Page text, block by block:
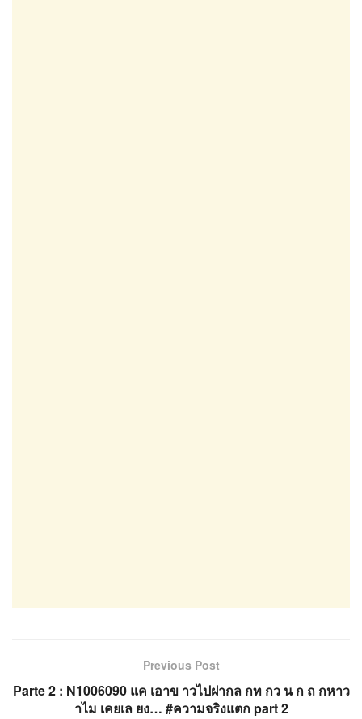
Previous Post
Parte 2 : N1006090 แค เอาข าวไปฝากล กท กว น ก ถ กหาว
าไม เคยเล ยง… #ความจริงแตก part 2